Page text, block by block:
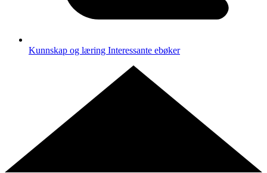
Kunnskap og læring Interessante ebøker